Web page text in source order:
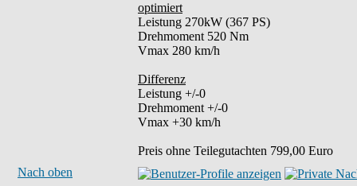
optimiert
Leistung 270kW (367 PS)
Drehmoment 520 Nm
Vmax 280 km/h
Differenz
Leistung +/-0
Drehmoment +/-0
Vmax +30 km/h
Preis ohne Teilegutachten 799,00 Euro
Nach oben